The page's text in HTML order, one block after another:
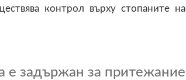
контрол върху стопаните на
задържан за притежание